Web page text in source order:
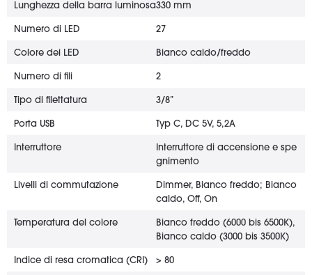
Lunghezza della barra luminosa330 mm
Numero di LED 27
Colore dei LED Bianco caldo/freddo
Numero di fili 2
Tipo di filettatura 3/8”
Porta USB Typ C, DC 5V, 5,2A
Interruttore
Interruttore di accensione e spe
gnimento
Livelli di commutazione
Dimmer, Bianco freddo; Bianco
caldo, Off, On
Temperatura del colore
Bianco freddo (6000 bis 6500K),
Bianco caldo (3000 bis 3500K)
Indice di resa cromatica (CRI) > 80